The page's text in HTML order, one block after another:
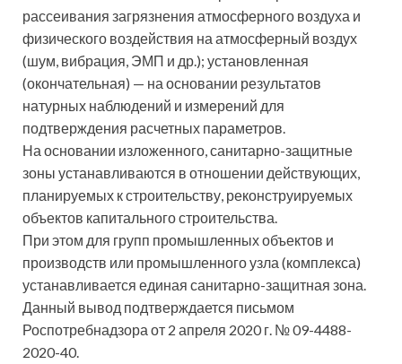
рассеивания загрязнения атмосферного воздуха и
физического воздействия на атмосферный воздух
(шум, вибрация, ЭМП и др.); установленная
(окончательная) — на основании результатов
натурных наблюдений и измерений для
подтверждения расчетных параметров.
На основании изложенного, санитарно-защитные
зоны устанавливаются в отношении действующих,
планируемых к строительству, реконструируемых
объектов капитального строительства.
При этом для групп промышленных объектов и
производств или промышленного узла (комплекса)
устанавливается единая санитарно-защитная зона.
Данный вывод подтверждается письмом
Роспотребнадзора от 2 апреля 2020 г. № 09-4488-
2020-40.